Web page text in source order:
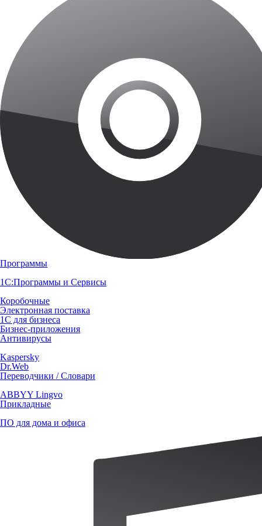
Программы
1С:Программы и Сервисы
Коробочные
Электронная поставка
1С для бизнеса
Бизнес-приложения
Антивирусы
Kaspersky
Dr.Web
Переводчики / Словари
ABBYY Lingvo
Прикладные
ПО для дома и офиса